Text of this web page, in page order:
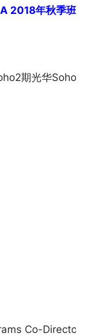
2018年秋季班
期光华Soho
Co-